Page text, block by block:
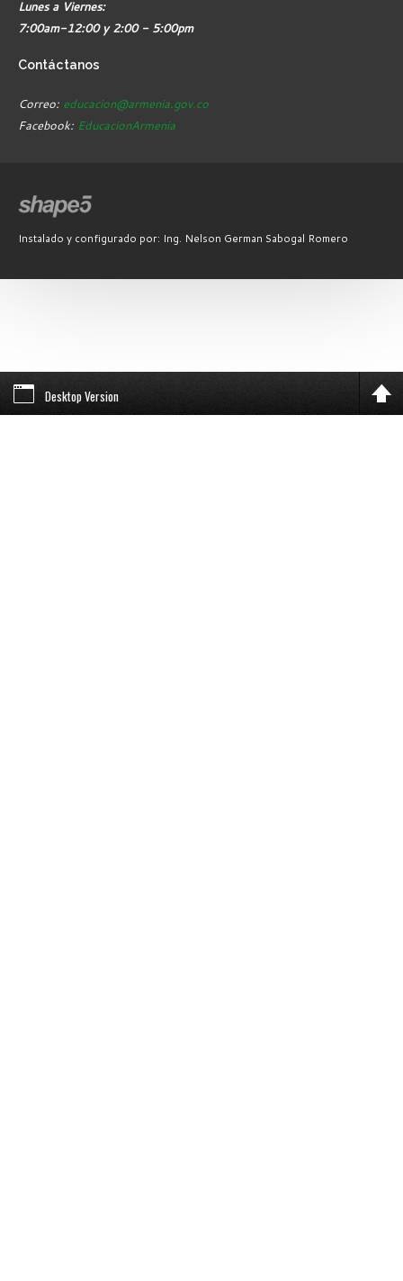
Lunes a Viernes:
7:00am-12:00 y 2:00 - 5:00pm
Contáctanos
Correo: educacion@armenia.gov.co
Facebook: EducacionArmenia
Instalado y configurado por: Ing. Nelson German Sabogal Romero
Desktop Version